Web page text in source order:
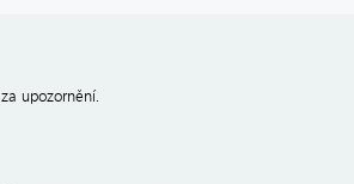
upozornění.